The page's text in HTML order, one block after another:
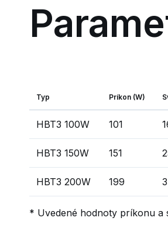
Typ Príkon (W)
HBT3 100W 101
HBT3 150W 151
HBT3 200W 199
* Uvedené hodnoty príkonu a